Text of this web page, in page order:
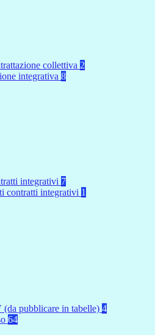
collettiva 2
integrativa 8
integrativi 7
contratti integrativi 1
(da pubblicare in tabelle) 4
64